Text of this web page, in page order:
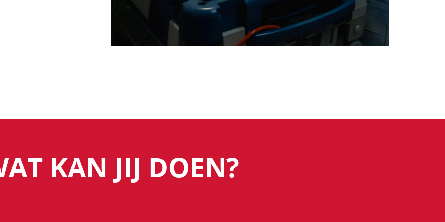
KAN JIJ DOEN?